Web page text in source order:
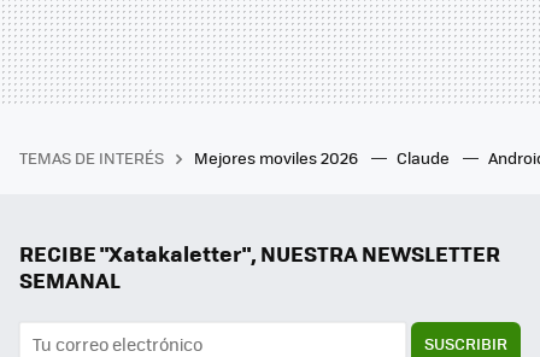
TEMAS DE INTERÉS Mejores moviles 2026 Claude
RECIBE "Xatakaletter", NUESTRA NEWSLETTER
SEMANAL
SUSCRIBIR